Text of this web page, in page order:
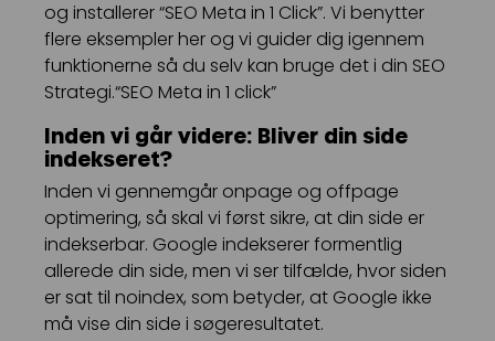
og installerer “SEO Meta in 1 Click”. Vi benytter
flere eksempler her og vi guider dig igennem
funktionerne så du selv kan bruge det i din SEO
Strategi.“SEO Meta in 1 click”
Inden vi går videre: Bliver din side
indekseret?
Inden vi gennemgår onpage og offpage
optimering, så skal vi først sikre, at din side er
indekserbar. Google indekserer formentlig
allerede din side, men vi ser tilfælde, hvor siden
er sat til noindex, som betyder, at Google ikke
må vise din side i søgeresultatet.